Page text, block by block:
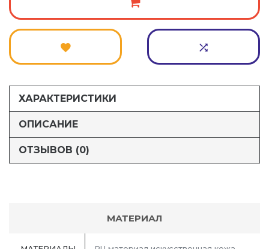
ХАРАКТЕРИСТИКИ
ОПИСАНИЕ
ОТЗЫВОВ (0)
МАТЕРИАЛ